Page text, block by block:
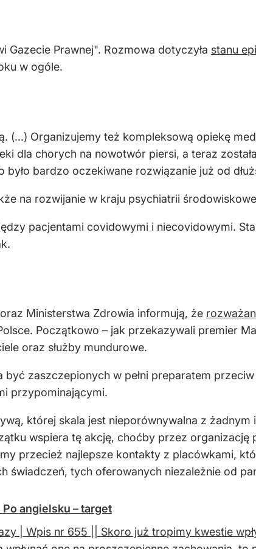
Gazecie Prawnej". Rozmowa dotyczyła stanu
w ogóle.
(...) Organizujemy też kompleksową opiekę
dla chorych na nowotwór piersi, a teraz
bardzo oczekiwane rozwiązanie już od
na rozwijanie w kraju psychiatrii
pacjentami covidowymi i niecovidowymi.
Ministerstwa Zdrowia informują, że
Początkowo – jak przekazywali premier
oraz służby mundurowe.
zaszczepionych w pełni preparatem przeciw
przypominającymi.
której skala jest nieporównywalna z
wspiera tę akcję, choćby przez
przecież najlepsze kontakty z placówkami,
świadczeń, tych oferowanych niezależnie od
angielsku – target
| Wpis nr 655 || Skoro już tropimy kwestie